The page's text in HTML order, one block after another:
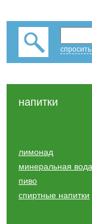
напитки
лимонад
минеральная вода
пиво
спиртные напитки